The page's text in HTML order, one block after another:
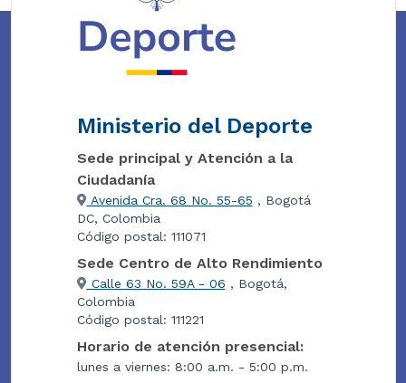
Ministerio del Deporte
Sede principal y Atención a la
Ciudadanía
Avenida Cra. 68 No. 55-65 , Bogotá
DC, Colombia
Código postal: 111071
Sede Centro de Alto Rendimiento
Calle 63 No. 59A - 06 , Bogotá,
Colombia
Código postal: 111221
Horario de atención presencial:
lunes a viernes: 8:00 a.m. - 5:00 p.m.